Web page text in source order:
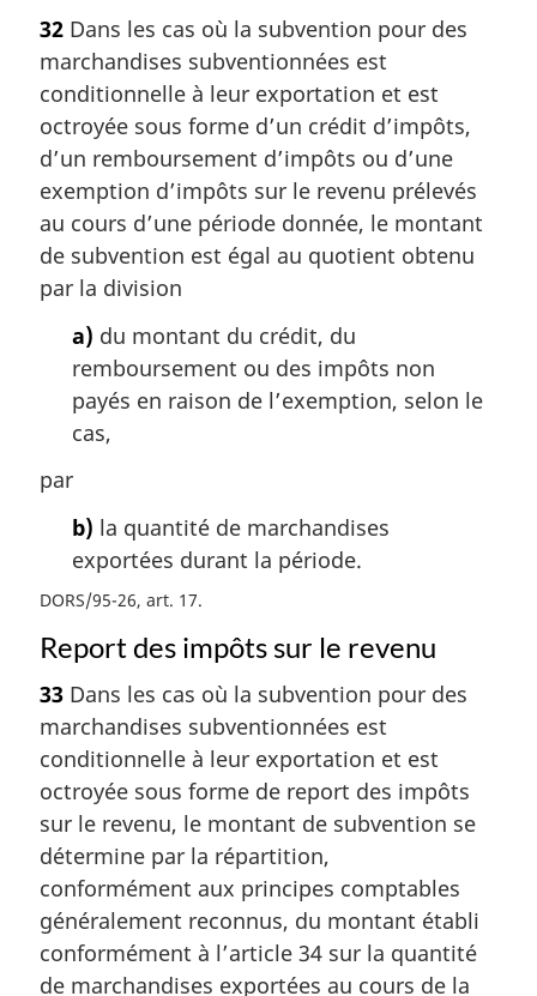
32 Dans les cas où la subvention pour des
marchandises subventionnées est
conditionnelle à leur exportation et est
octroyée sous forme d’un crédit d’impôts,
d’un remboursement d’impôts ou d’une
exemption d’impôts sur le revenu prélevés
au cours d’une période donnée, le montant
de subvention est égal au quotient obtenu
par la division
a) du montant du crédit, du
remboursement ou des impôts non
payés en raison de l’exemption, selon le
cas,
par
b) la quantité de marchandises
exportées durant la période.
DORS/95-26, art. 17
Report des impôts sur le revenu
33 Dans les cas où la subvention pour des
marchandises subventionnées est
conditionnelle à leur exportation et est
octroyée sous forme de report des impôts
sur le revenu, le montant de subvention se
détermine par la répartition,
conformément aux principes comptables
généralement reconnus, du montant établi
conformément à l’article 34 sur la quantité
de marchandises exportées au cours de la